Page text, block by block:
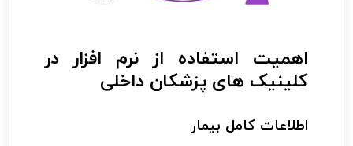
اهمیت استفاده از نرم افزار در
کلینیک های پزشکان داخلی
اطلاعات کامل بیمار